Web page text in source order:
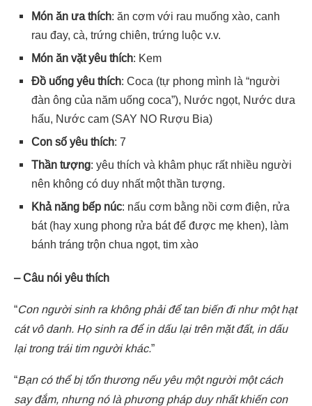
Món ăn ưa thích: ăn cơm với rau muống xào, canh
rau đay, cà, trứng chiên, trứng luộc v.v.
Món ăn vặt yêu thích: Kem
Đồ uống yêu thích: Coca (tự phong mình là “người
đàn ông của năm uống coca”), Nước ngọt, Nước dưa
hấu, Nước cam (SAY NO Rượu Bia)
Con số yêu thích: 7
Thần tượng: yêu thích và khâm phục rất nhiều người
nên không có duy nhất một thần tượng.
Khả năng bếp núc: nấu cơm bằng nồi cơm điện, rửa
bát (hay xung phong rửa bát để được mẹ khen), làm
bánh tráng trộn chua ngọt, tim xào
– Câu nói yêu thích
“Con người sinh ra không phải để tan biến đi như một hạt
cát vô danh. Họ sinh ra để in dấu lại trên mặt đất, in dấu
lại trong trái tim người khác.”
“Bạn có thể bị tổn thương nếu yêu một người một cách
say đắm, nhưng nó là phương pháp duy nhất khiến con